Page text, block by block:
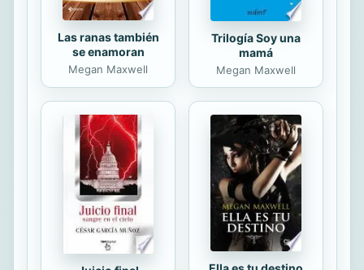
Las ranas también
se enamoran
Megan Maxwell
Trilogía Soy una
mamá
Megan Maxwell